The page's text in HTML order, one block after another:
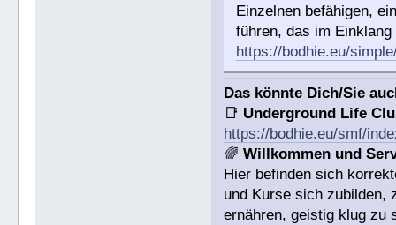
Einzelnen befähigen,
führen, das im
https://bodhie.eu/
Das könnte Dich/Sie
📑 Underground Life
https://bodhie.eu/smf/
🌈Willkommen und
Hier befinden sich
und Kurse sich zubilden,
ernähren, geistig klug zu